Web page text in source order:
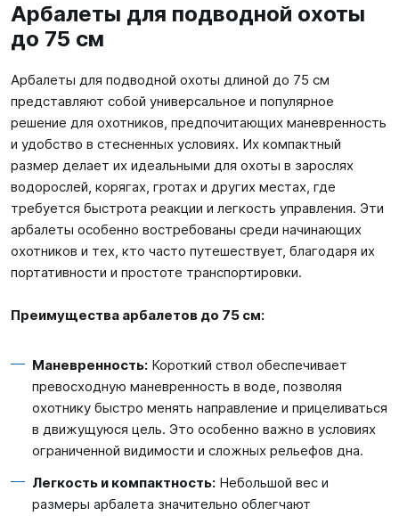
Арбалеты для подводной охоты
до 75 см
Арбалеты для подводной охоты длиной до 75 см
представляют собой универсальное и популярное
решение для охотников, предпочитающих маневренность
и удобство в стесненных условиях. Их компактный
размер делает их идеальными для охоты в зарослях
водорослей, корягах, гротах и других местах, где
требуется быстрота реакции и легкость управления. Эти
арбалеты особенно востребованы среди начинающих
охотников и тех, кто часто путешествует, благодаря их
портативности и простоте транспортировки.
Преимущества арбалетов до 75 см:
Маневренность: Короткий ствол обеспечивает
превосходную маневренность в воде, позволяя
охотнику быстро менять направление и прицеливаться
в движущуюся цель. Это особенно важно в условиях
ограниченной видимости и сложных рельефов дна.
Легкость и компактность: Небольшой вес и
размеры арбалета значительно облегчают